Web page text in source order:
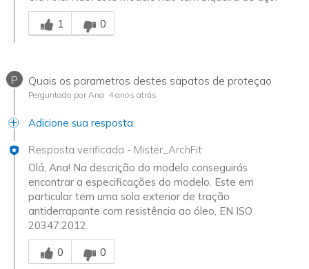
Essa resposta foi útil para você
1
0
P Quais os parametros destes sapatos de proteçao
Perguntado por Ana 4 anos atrás
Adicione sua resposta
Resposta verificada - Mister_ArchFit
Olá, Ana! Na descrição do modelo conseguirás
encontrar a especificações do modelo. Este em
particular tem uma sola exterior de tração
antiderrapante com resistência ao óleo, EN ISO
20347:2012.
Essa resposta foi útil para você
0
0